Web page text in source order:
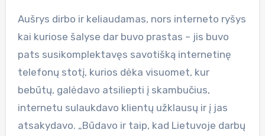
Aušrys dirbo ir keliaudamas, nors interneto ryšys
kai kuriose šalyse dar buvo prastas – jis buvo
pats susikomplektavęs savotišką internetinę
telefonų stotį, kurios dėka visuomet, kur
bebūtų, galėdavo atsiliepti į skambučius,
internetu sulaukdavo klientų užklausų ir į jas
atsakydavo. „Būdavo ir taip, kad Lietuvoje darbų